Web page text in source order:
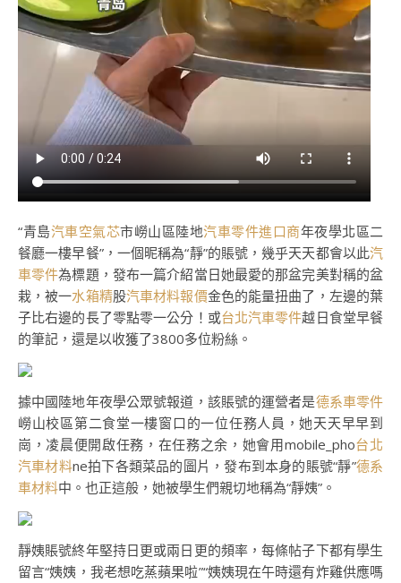
“青島汽車空氣芯市嶗山區陸地汽車零件進口商年夜學北區二
餐廳一樓早餐”，一個昵稱為“靜”的賬號，幾乎天天都會以此汽
車零件為標題，發布一篇介紹當日她最愛的那盆完美對稱的盆
栽，被一水箱精股汽車材料報價金色的能量扭曲了，左邊的葉
子比右邊的長了零點零一公分！或台北汽車零件越日食堂早餐
的筆記，還是以收獲了3800多位粉絲。
據中國陸地年夜學公眾號報道，該賬號的運營者是德系車零件
嶗山校區第二食堂一樓窗口的一位任務人員，她天天早早到
崗，凌晨便開啟任務，在任務之余，她會用mobile_pho台北
汽車材料ne拍下各類菜品的圖片，發布到本身的賬號“靜”德系
車材料中。也正這般，她被學生們親切地稱為“靜姨”。
靜姨賬號終年堅持日更或兩日更的頻率，每條帖子下都有學生
留言“姨姨，我老想吃蒸蘋果啦”“姨姨現在午時還有炸雞供應嗎